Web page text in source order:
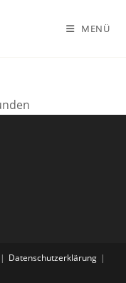
MENÜ
Datenschutzerklärung